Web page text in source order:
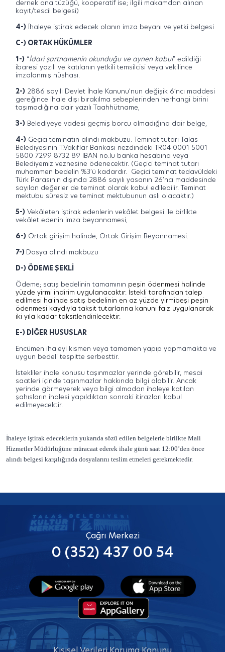
dernek ana tüzüğü, kooperatif ise; ilgili makamdan alınan
kayıt/tescil belgesi)
4-) İhaleye iştirak edecek olanın imza beyanı ve yetki belgesi
C-) ORTAK HÜKÜMLER
1-) “İdari şartnamenin okunduğu ve aynen kabul” edildiği
ibaresi yazılı ve katılanın yetkili temsilcisi veya vekilince
imzalanmış nüshası.
2-) 2886 sayılı Devlet İhale Kanunu’nun değişik 6’ncı maddesi
gereğince ihale dışı bırakılma sebeplerinden herhangi birini
taşımadığına dair yazılı Taahhütname,
3-) Belediyeye vadesi geçmiş borcu olmadığına dair belge,
4-) Geçici teminatın alındı makbuzu. Teminat tutarı Talas
Belediyesinin T.Vakıflar Bankası nezdindeki TR04 0001 5001
5800 7299 8732 89 IBAN no.lu banka hesabına veya
Belediyemiz veznesine ödenecektir. (Geçici teminat tutarı
muhammen bedelin %3’ü kadardır. Geçici teminat tedavüldeki
Türk Parasının dışında 2886 sayılı yasanın 26’ncı maddesinde
sayılan değerler de teminat olarak kabul edilebilir. Teminat
mektubu süresiz ve teminat mektubunun aslı olacaktır.)
5-) Vekâleten iştirak edenlerin vekâlet belgesi ile birlikte
vekâlet edenin imza beyannamesi,
6-) Ortak girişim halinde; Ortak Girişim Beyannamesi.
7-) Dosya alındı makbuzu
D-) ÖDEME ŞEKLİ
Ödeme; satış bedelinin tamamının peşin ödenmesi halinde
yüzde yirmi indirim uygulanacaktır. İstekli tarafından talep
edilmesi halinde satış bedelinin en az yüzde yirmibeşi peşin
ödenmesi kaydıyla taksit tutarlarına kanuni faiz uygulanarak
iki yıla kadar taksitlendirilecektir.
E-) DİĞER HUSUSLAR
Encümen ihaleyi kısmen veya tamamen yapıp yapmamakta ve
uygun bedeli tespitte serbesttir.
İstekliler ihale konusu taşınmazlar yerinde görebilir, mesai
saatleri içinde taşınmazlar hakkında bilgi alabilir. Ancak
yerinde görmeyerek veya bilgi almadan ihaleye katılan
şahısların ihalesi yapıldıktan sonraki itirazları kabul
edilmeyecektir.
İhaleye iştirak edeceklerin yukarıda sözü edilen belgelerle birlikte Mali
Hizmetler Müdürlüğüne müracaat ederek ihale günü saat 12:00’den önce
alındı belgesi karşılığında dosyalarını teslim etmeleri gerekmektedir.
Çağrı Merkezi
0 (352) 437 00 54